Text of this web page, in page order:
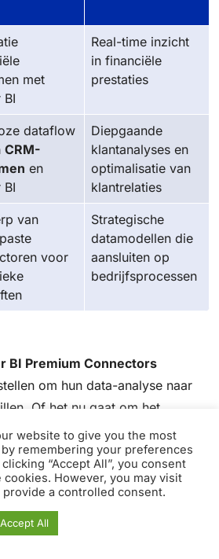
met
BI
Real-time inzicht
in financiële
prestaties
dataflow
CRM-
en
BI
Diepgaande
klantanalyses en
optimalisatie van
klantrelaties
van
voor
Strategische
datamodellen die
aansluiten op
bedrijfsprocessen
BI Premium Connectors
om hun data-analyse naar
Of het nu gaat om het
financiële
vanCRM-systemenmet
of het realiseren van op maat
Power BI biedt
om data doeltreffend in te
website to give you the most
remembering your preferences
“Accept All”, you consent
cookies. However, you may visit
a controlled consent.
Accept All